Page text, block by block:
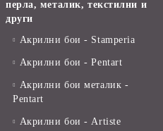
перла, металик, текстилни и
други
Акрилни бои - Stamperia
Акрилни бои - Pentart
Акрилни бои металик -
Pentart
Акрилни бои - Artiste